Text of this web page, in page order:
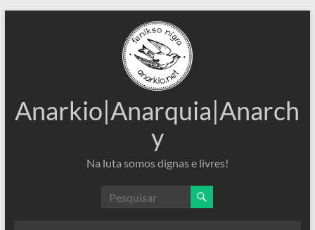
Anarkio|Anarquia|Anarch
y
Na luta somos dignas e livres!